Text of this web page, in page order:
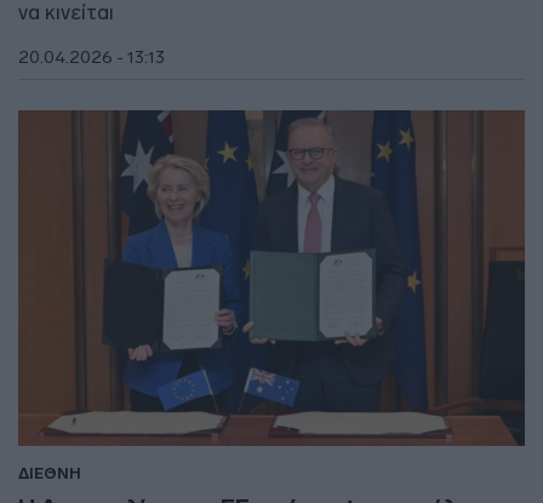
να κινείται
20.04.2026 - 13:13
ΔΙΕΘΝΗ